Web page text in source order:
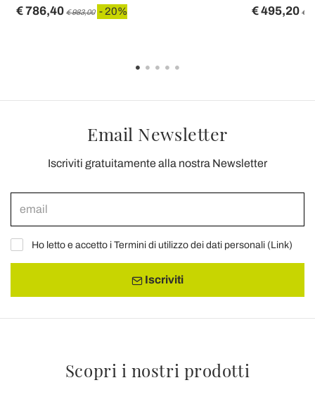
€ 786,40 € 983,00 - 20% € 495,20 €
Email Newsletter
Iscriviti gratuitamente alla nostra Newsletter
Ho letto e accetto i Termini di utilizzo dei dati personali (Link)
Iscriviti
Scopri i nostri prodotti